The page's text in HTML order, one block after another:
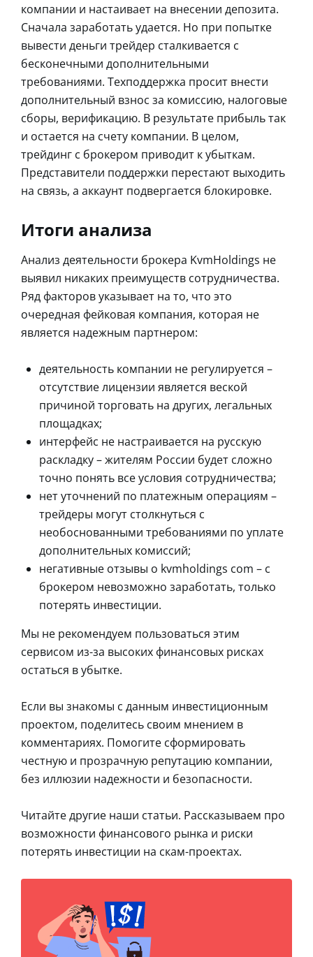
компании и настаивает на внесении депозита.
Сначала заработать удается. Но при попытке
вывести деньги трейдер сталкивается с
бесконечными дополнительными
требованиями. Техподдержка просит внести
дополнительный взнос за комиссию, налоговые
сборы, верификацию. В результате прибыль так
и остается на счету компании. В целом,
трейдинг с брокером приводит к убыткам.
Представители поддержки перестают выходить
на связь, а аккаунт подвергается блокировке.
Итоги анализа
Анализ деятельности брокера KvmHoldings не
выявил никаких преимуществ сотрудничества.
Ряд факторов указывает на то, что это
очередная фейковая компания, которая не
является надежным партнером:
деятельность компании не регулируется –
отсутствие лицензии является веской
причиной торговать на других, легальных
площадках;
интерфейс не настраивается на русскую
раскладку – жителям России будет сложно
точно понять все условия сотрудничества;
нет уточнений по платежным операциям –
трейдеры могут столкнуться с
необоснованными требованиями по уплате
дополнительных комиссий;
негативные отзывы о kvmholdings com – с
брокером невозможно заработать, только
потерять инвестиции.
Мы не рекомендуем пользоваться этим
сервисом из-за высоких финансовых рисках
остаться в убытке.
Если вы знакомы с данным инвестиционным
проектом, поделитесь своим мнением в
комментариях. Помогите сформировать
честную и прозрачную репутацию компании,
без иллюзии надежности и безопасности.
Читайте другие наши статьи. Рассказываем про
возможности финансового рынка и риски
потерять инвестиции на скам-проектах.